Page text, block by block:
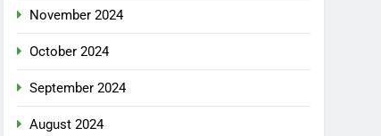
November 2024
October 2024
September 2024
August 2024